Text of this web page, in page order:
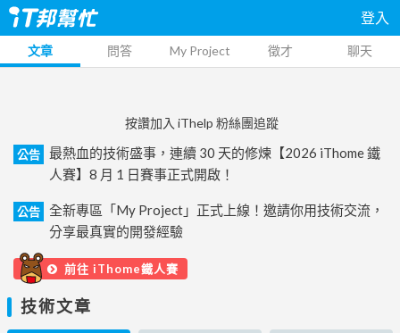
登入
文章 問答 My Project 徵才 聊天
按讚加入 iThelp 粉絲團追蹤
公告
最熱血的技術盛事，連續 30 天的修煉【2026 iThome 鐵
人賽】8 月 1 日賽事正式開啟！
公告
全新專區「My Project」正式上線！邀請你用技術交流，
分享最真實的開發經驗
前往 iThome鐵人賽
技術文章